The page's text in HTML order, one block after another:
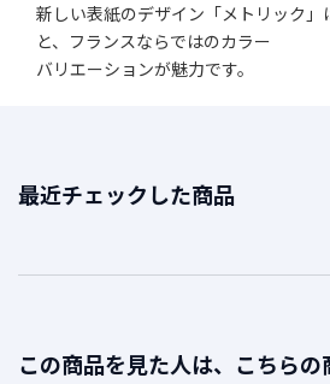
新しい表紙のデザイン「メトリック
と、フランスならではのカラー
バリエーションが魅力です。
最近チェックした商品
この商品を見た人は、こちらの